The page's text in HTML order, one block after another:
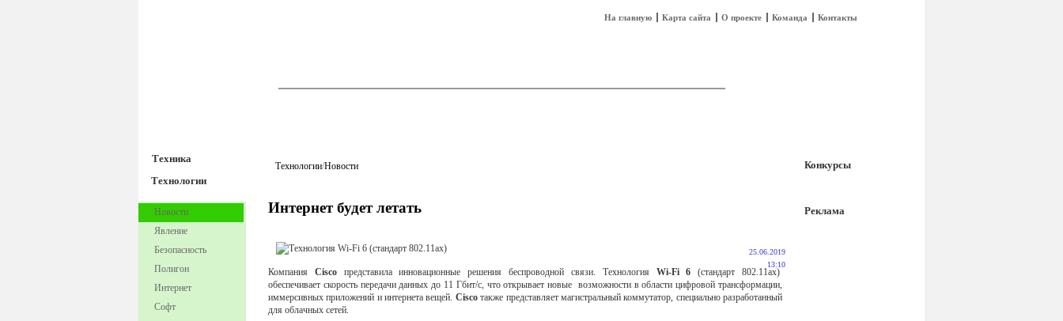
На главную Карта сайта О проекте Команда Контакты
Техника
Технологии
Новости
Явление
Безопасность
Полигон
Интернет
Софт
Технологии/Новости
Интернет будет летать
25.06.2019
13:10
Компания Cisco представила инновационные решения беспроводной связи. Технология Wi-Fi 6 (стандарт 802.11ax)
обеспечивает скорость передачи данных до 11 Гбит/с, что открывает новые возможности в области цифровой трансформации,
иммерсивных приложений и интернета вещей. Ciscoтакже представляет магистральный коммутатор, специально разработанный
для облачных сетей.
Конкурсы
Реклама